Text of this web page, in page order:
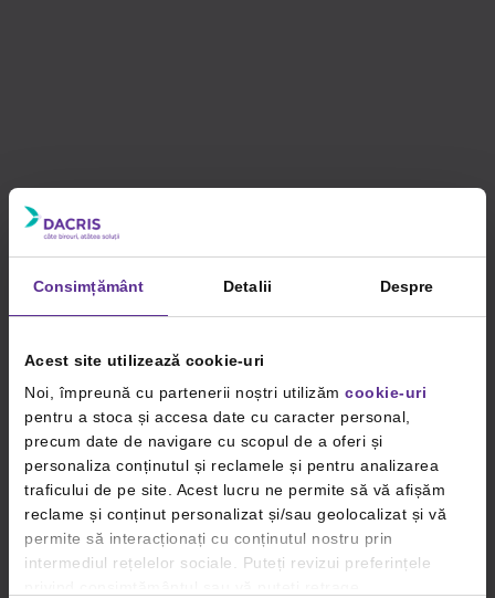
Consimțământ Detalii Despre
Acest site utilizează cookie-uri
Noi, împreună cu partenerii noștri utilizăm cookie-uri
pentru a stoca și accesa date cu caracter personal,
precum date de navigare cu scopul de a oferi și
personaliza conținutul și reclamele și pentru analizarea
traficului de pe site. Acest lucru ne permite să vă afișăm
reclame și conținut personalizat și/sau geolocalizat și vă
permite să interacționați cu conținutul nostru prin
intermediul rețelelor sociale. Puteți revizui preferințele